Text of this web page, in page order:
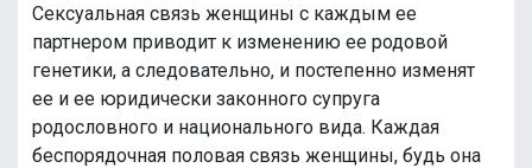
Сексуальная связь женщины с каждым ее
партнером приводит к изменению ее родовой
генетики, а следовательно, и постепенно изменят
ее и ее юридически законного супруга
родословного и национального вида. Каждая
беспорядочная половая связь женщины, будь она